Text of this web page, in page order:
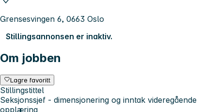
Grensesvingen 6, 0663 Oslo
Stillingsannonsen er inaktiv.
Om jobben
Lagre favoritt
Stillingstittel
Seksjonssjef - dimensjonering og inntak videregående
opplæring